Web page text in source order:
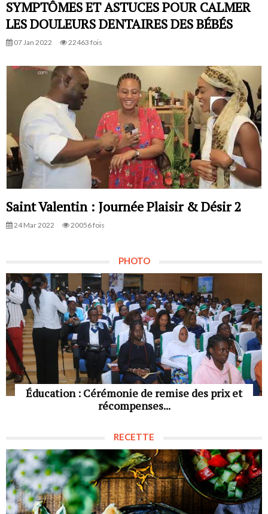
SYMPTÔMES ET ASTUCES POUR CALMER
LES DOULEURS DENTAIRES DES BÉBÉS
07 Jan 2022 22463 fois
Saint Valentin : Journée Plaisir & Désir 2
24 Mar 2022 20056 fois
PHOTO
Éducation : Cérémonie de remise des prix et
récompenses...
RECETTE